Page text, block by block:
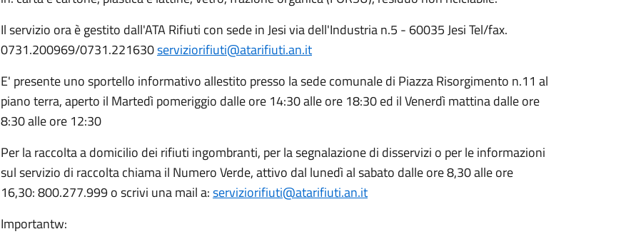
Il servizio ora è gestito dall'ATA Rifiuti con sede in Jesi via dell'Industria n.5 - 60035 Jesi Tel/fax.
0731.200969/0731.221630serviziorifiuti@atarifiuti.an.it
E' presente uno sportello informativo allestito presso la sede comunale di Piazza Risorgimento n.11 al
piano terra, aperto il Martedì pomeriggio dalle ore 14:30 alle ore 18:30 ed il Venerdì mattina dalle ore
8:30 alle ore 12:30
Per la raccolta a domicilio dei rifiuti ingombranti, per la segnalazione di disservizi o per le informazioni
sul servizio di raccolta chiama il Numero Verde, attivo dal lunedì al sabato dalle ore 8,30 alle ore
16,30: 800.277.999 o scrivi una mail a:serviziorifiuti@atarifiuti.an.it
Importantw: